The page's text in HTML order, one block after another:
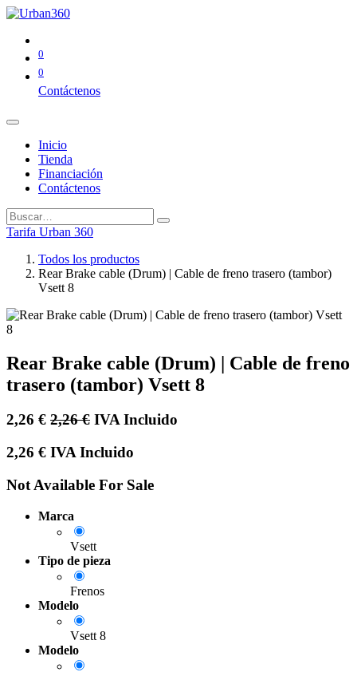
0
0
Contáctenos
Inicio
Tienda
Financiación
Contáctenos
Tarifa Urban 360
Todos los productos
Rear Brake cable (Drum) | Cable de freno trasero (tambor)
Vsett 8
Rear Brake cable (Drum) | Cable de freno
trasero (tambor) Vsett 8
2,26 € 2,26€ IVA Incluido
2,26 € IVA Incluido
Not Available For Sale
Marca
Vsett
Tipo de pieza
Frenos
Modelo
Vsett 8
Modelo